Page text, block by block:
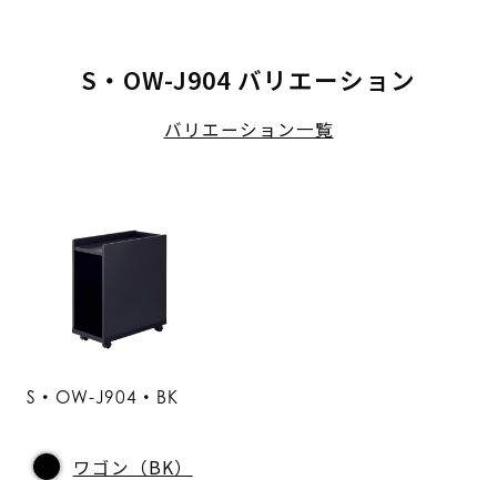
S・OW-J904 バリエーション
バリエーション一覧
S・OW-J904・BK
ワゴン（BK）